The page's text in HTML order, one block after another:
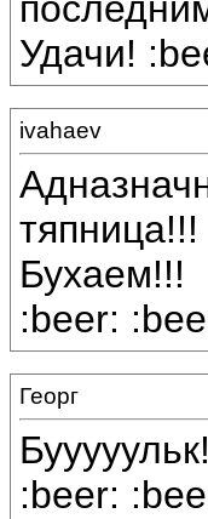
Удачи!
ivahaev
тяпница!!!
Бухаем!!!
:beer:
Георг
:beer: